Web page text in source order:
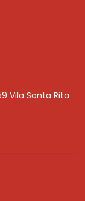
Vila Santa Rita